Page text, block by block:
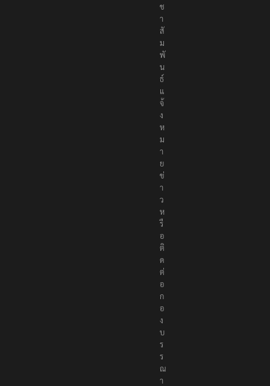
ช
า
สั
ม
พั
น
ธ์
แ
จ้
ง
ห
ม
า
ย
ข่
า
ว
ห
รื
อ
ติ
ด
ต่
อ
ก
อ
ง
บ
ร
ร
ณ
า